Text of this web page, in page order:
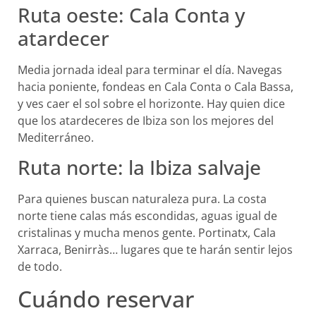
Ruta oeste: Cala Conta y
atardecer
Media jornada ideal para terminar el día. Navegas
hacia poniente, fondeas en Cala Conta o Cala Bassa,
y ves caer el sol sobre el horizonte. Hay quien dice
que los atardeceres de Ibiza son los mejores del
Mediterráneo.
Ruta norte: la Ibiza salvaje
Para quienes buscan naturaleza pura. La costa
norte tiene calas más escondidas, aguas igual de
cristalinas y mucha menos gente. Portinatx, Cala
Xarraca, Benirràs… lugares que te harán sentir lejos
de todo.
Cuándo reservar